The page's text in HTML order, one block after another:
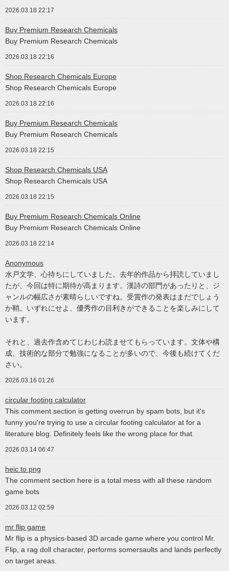
2026.03.18 22:17
Buy Premium Research Chemicals
Buy Premium Research Chemicals
2026.03.18 22:16
Shop Research Chemicals Europe
Shop Research Chemicals Europe
2026.03.18 22:16
Buy Premium Research Chemicals
Buy Premium Research Chemicals
2026.03.18 22:15
Shop Research Chemicals USA
Shop Research Chemicals USA
2026.03.18 22:15
Buy Premium Research Chemicals Online
Buy Premium Research Chemicals Online
2026.03.18 22:14
Anonymous
水戸文学、心待ちにしていました。去年的作品から拝読していまし
たが、今回は特に期待が高まります。漢詩の部門があったりと、ジ
ャンルの幅広さが素晴らしいですね。受賞作の発表はまだでしょう
か鞘。いずれにせよ、優秀作の目利きができることを楽しみにして
います。
それと、過去作含めてじわじわ読ませてもらっています。文体や構
成、技術的な部分で勉強になることが多いので、今後も続けてくだ
さい。
2026.03.16 01:26
circular footing calculator
This comment section is getting overrun by spam bots, but it's
funny you're trying to use a circular footing calculator at for a
literature blog. Definitely feels like the wrong place for that.
2026.03.14 06:47
heic to png
The comment section here is a total mess with all these random
game bots
2026.03.12 02:59
mr flip game
Mr flip is a physics-based 3D arcade game where you control Mr.
Flip, a rag doll character, performs somersaults and lands perfectly
on target areas.